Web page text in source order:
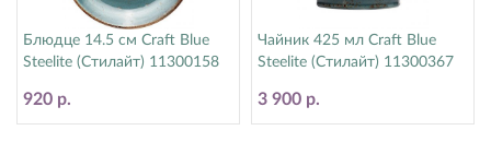
Блюдце 14.5 см Craft Blue
Steelite (Стилайт) 11300158
920 р.
Чайник 425 мл Craft Blue
Steelite (Стилайт) 11300367
3 900 р.